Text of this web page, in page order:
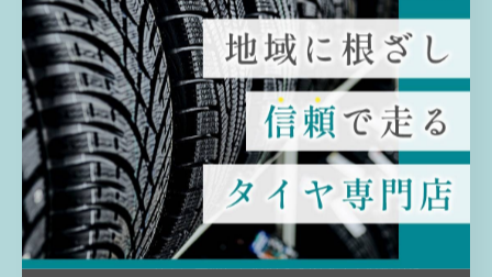
< 前のページ 一覧に戻る 次のページ >
最新のタイヤの入荷情報などをお
届け
車のタイヤに関連する様々な情報を提供して
います。入荷した新着タイヤ・ホイールの紹
介や、季節ごとのおすすめタイヤの紹介な